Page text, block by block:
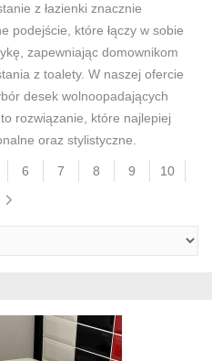
z łazienki znacznie
podejście, które łączy w sobie
zapewniając domownikom
z toalety. W naszej ofercie
desek wolnoopadających
rozwiązanie, które najlepiej
oraz stylistyczne.
6 7 8 9 10